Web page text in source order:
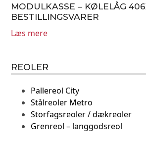
MODULKASSE – KØLELÅG
BESTILLINGSVARER
Læs mere
REOLER
Pallereol City
Stålreoler Metro
Storfagsreoler / dækreoler
Grenreol – langgodsreol